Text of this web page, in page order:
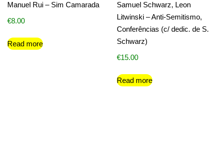
Manuel Rui – Sim Camarada
€8.00
Read more
Samuel Schwarz, Leon
Litwinski – Anti-Semitismo,
Conferências (c/ dedic. de S.
Schwarz)
€15.00
Read more